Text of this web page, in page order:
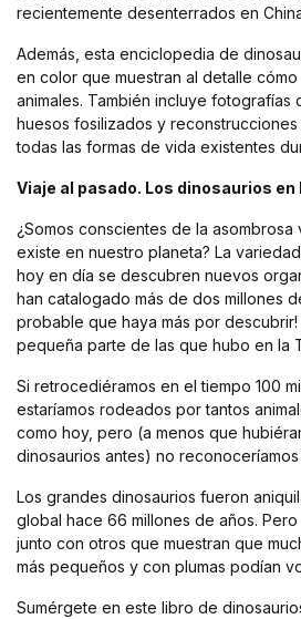
recientemente desenterrados en
Además, esta enciclopedia de
en color que muestran al detalle
animales. También incluye fotografías
huesos fosilizados y
todas las formas de vida existentes
Viaje al pasado. Los dinosaurios
¿Somos conscientes de la
existe en nuestro planeta? La
hoy en día se descubren nuevos
han catalogado más de dos millones
probable que haya más por
pequeña parte de las que hubo en la
Si retrocediéramos en el tiempo 100
estaríamos rodeados por tantos
como hoy, pero (a menos que
dinosaurios antes) no
Los grandes dinosaurios fueron
global hace 66 millones de años.
junto con otros que muestran que
más pequeños y con plumas podían
Sumérgete en este libro de